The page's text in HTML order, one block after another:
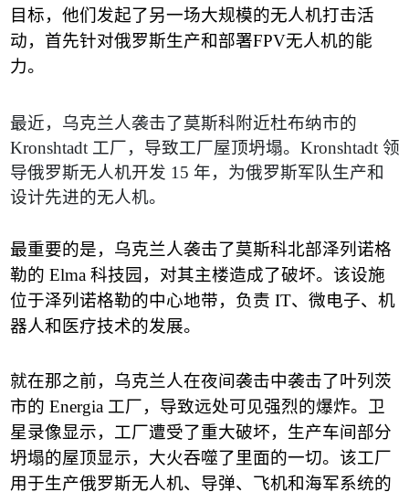
目标，他们发起了另一场大规模的无人机打击活
动，首先针对俄罗斯生产和部署FPV无人机的能
力。
最近，乌克兰人袭击了莫斯科附近杜布纳市的
Kronshtadt 工厂，导致工厂屋顶坍塌。 Kronshtadt 领
导俄罗斯无人机开发 15 年，为俄罗斯军队生产和
设计先进的无人机。
最重要的是，乌克兰人袭击了莫斯科北部泽列诺格
勒的 Elma 科技园，对其主楼造成了破坏。该设施
位于泽列诺格勒的中心地带，负责 IT、微电子、机
器人和医疗技术的发展。
就在那之前，乌克兰人在夜间袭击中袭击了叶列茨
市的 Energia 工厂，导致远处可见强烈的爆炸。卫
星录像显示，工厂遭受了重大破坏，生产车间部分
坍塌的屋顶显示，大火吞噬了里面的一切。该工厂
用于生产俄罗斯无人机、导弹、飞机和海军系统的